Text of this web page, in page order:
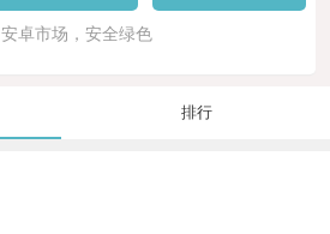
安卓市场，安全绿色
排行